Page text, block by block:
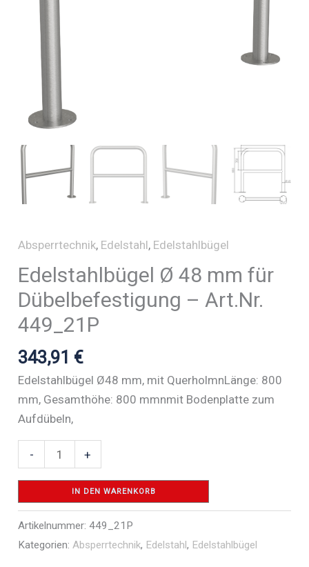
Absperrtechnik, Edelstahl, Edelstahlbügel
Edelstahlbügel Ø 48 mm für
Dübelbefestigung – Art.Nr.
449_21P
343,91 €
Edelstahlbügel Ø48 mm, mit QuerholmnLänge: 800
mm, Gesamthöhe: 800 mmnmit Bodenplatte zum
Aufdübeln,
-
Edelstahlbügel
Ø
mm
für
Dübelbefestigung
+
IN DEN WARENKORB
Artikelnummer:449_21P
Kategorien:Absperrtechnik, Edelstahl, Edelstahlbügel